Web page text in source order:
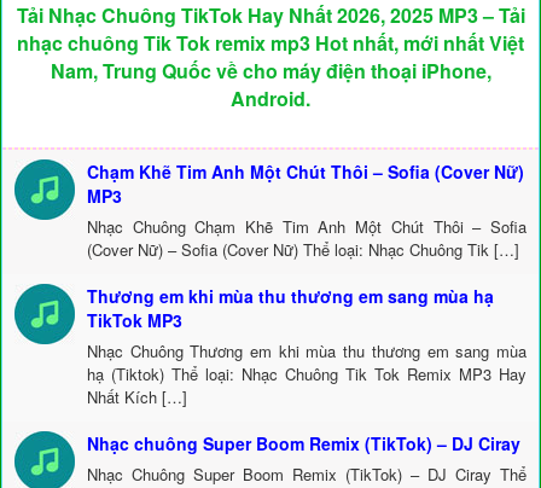
Tải Nhạc Chuông TikTok Hay Nhất 2026, 2025 MP3 – Tải
nhạc chuông Tik Tok remix mp3 Hot nhất, mới nhất Việt
Nam, Trung Quốc về cho máy điện thoại iPhone,
Android.
Chạm Khẽ Tim Anh Một Chút Thôi – Sofia (Cover Nữ)
MP3
Nhạc Chuông Chạm Khẽ Tim Anh Một Chút Thôi – Sofia
(Cover Nữ) – Sofia (Cover Nữ) Thể loại: Nhạc Chuông Tik […]
Thương em khi mùa thu thương em sang mùa hạ
TikTok MP3
Nhạc Chuông Thương em khi mùa thu thương em sang mùa
hạ (Tiktok) Thể loại: Nhạc Chuông Tik Tok Remix MP3 Hay
Nhất Kích […]
Nhạc chuông Super Boom Remix (TikTok) – DJ Ciray
Nhạc Chuông Super Boom Remix (TikTok) – DJ Ciray Thể